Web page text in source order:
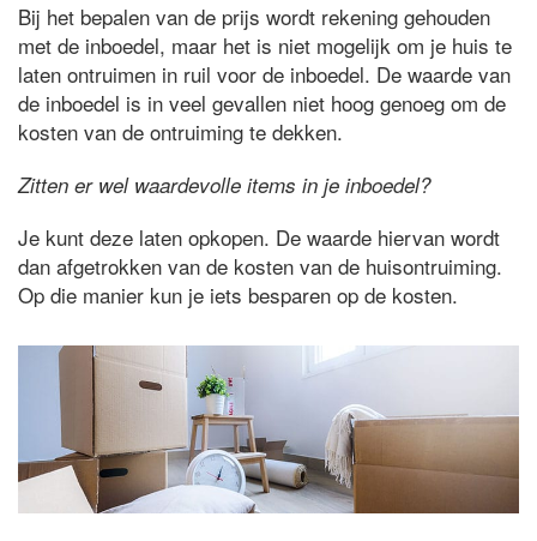
Bij het bepalen van de prijs wordt rekening gehouden
met de inboedel, maar het is niet mogelijk om je huis te
laten ontruimen in ruil voor de inboedel. De waarde van
de inboedel is in veel gevallen niet hoog genoeg om de
kosten van de ontruiming te dekken.
Zitten er wel waardevolle items in je inboedel?
Je kunt deze laten opkopen. De waarde hiervan wordt
dan afgetrokken van de kosten van de huisontruiming.
Op die manier kun je iets besparen op de kosten.